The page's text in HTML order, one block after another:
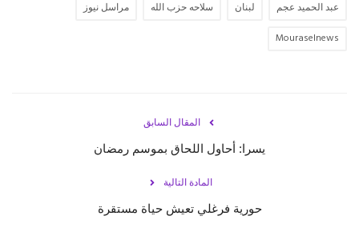
عبد الحميد عجم لبنان سلاحه حزب الله
مراسل نيوز
Mouraselnews
المقال السابق
يسرا: أحاول اللحاق بموسم رمضان
المادة التالية
حورية فرغلي تعيش حياة مستقرة